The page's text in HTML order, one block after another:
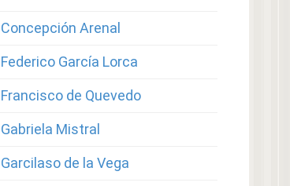
Concepción Arenal
Federico García Lorca
Francisco de Quevedo
Gabriela Mistral
Garcilaso de la Vega